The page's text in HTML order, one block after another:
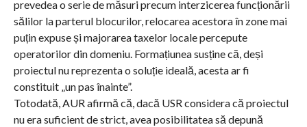
prevedea o serie de măsuri precum interzicerea funcționării
sălilor la parterul blocurilor, relocarea acestora în zone mai
puțin expuse și majorarea taxelor locale percepute
operatorilor din domeniu. Formațiunea susține că, deși
proiectul nu reprezenta o soluție ideală, acesta ar fi
constituit „un pas înainte”.
Totodată, AUR afirmă că, dacă USR considera că proiectul
nu era suficient de strict, avea posibilitatea să depună